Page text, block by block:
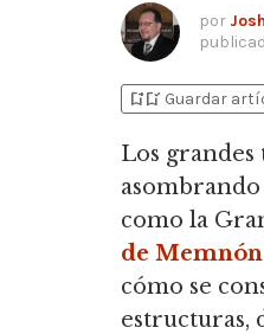
por
bookmark_addbookmark_added Guardar
Los
asombrando
como la
de Memnón
cómo se
estructuras,